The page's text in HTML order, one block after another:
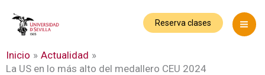
Reserva clases
Inicio
Actualidad
La US en lo más alto del medallero CEU 2024